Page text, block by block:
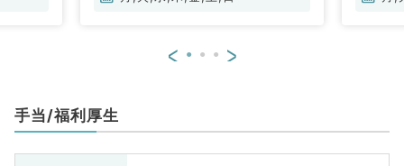
< >
手当/福利厚生